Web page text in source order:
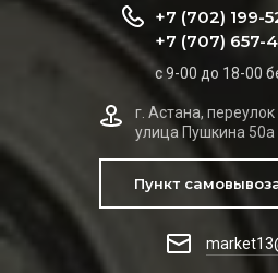
+7 (702) 199-
+7 (707) 657-
с 9-00 до 18-00
г. Астана,
улица Пушкина 50а
Пункт